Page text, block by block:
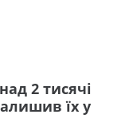
2 тисячі
їх у